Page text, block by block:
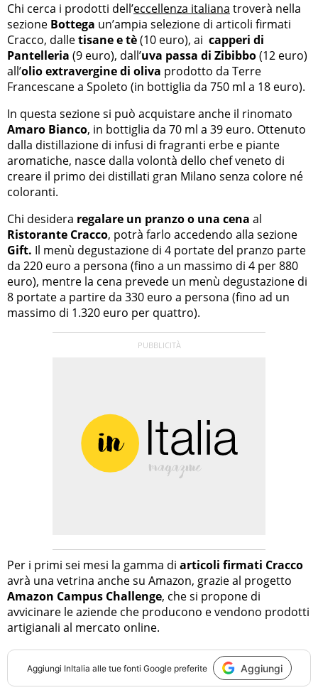
Chi cerca i prodotti dell’eccellenza italiana troverà nella
sezione Bottega un’ampia selezione di articoli firmati
Cracco, dalletisane e tè(10 euro), ai capperi di
Pantelleria (9 euro), dall’uva passa di Zibibbo(12 euro)
all’olio extravergine di oliva prodotto da Terre
Francescane a Spoleto (in bottiglia da 750 ml a 18 euro).
In questa sezione si può acquistare anche il rinomato
Amaro Bianco, in bottiglia da 70 ml a 39 euro. Ottenuto
dalla distillazione di infusi di fragranti erbe e piante
aromatiche, nasce dalla volontà dello chef veneto di
creare il primo dei distillati gran Milano senza colore né
coloranti.
Chi desidera regalare un pranzo o una cena al
Ristorante Cracco, potrà farlo accedendo alla sezione
Gift. Il menù degustazione di 4 portate del pranzo parte
da 220 euro a persona (fino a un massimo di 4 per 880
euro), mentre la cena prevede un menù degustazione di
8 portate a partire da 330 euro a persona (fino ad un
massimo di 1.320 euro per quattro).
Per i primi sei mesi la gamma di articoli firmati Cracco
avrà una vetrina anche su Amazon, grazie al progetto
Amazon Campus Challenge, che si propone di
avvicinare le aziende che producono e vendono prodotti
artigianali al mercato online.
Aggiungi InItalia alle tue fonti Google preferite Aggiungi